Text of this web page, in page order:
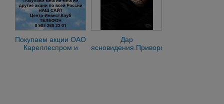
Покупаем акции ОАО
Кареллеспром и
Дар
ясновидения.Приворот